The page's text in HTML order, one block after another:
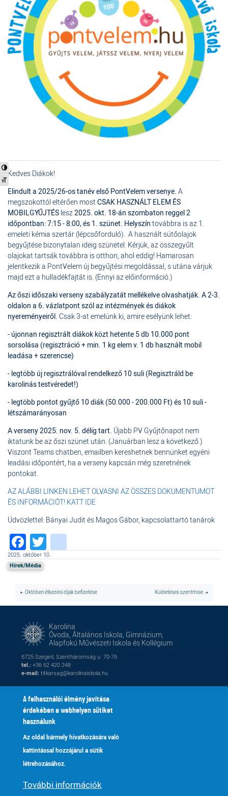
Nagy kontraszt váltása
Betűméret váltása
Kedves Diákok!
Elindult a 2025/26-os tanév első PontVelem versenye. A
megszokottól eltérően most CSAK HASZNÁLT ELEM ÉS
MOBILGYŰJTÉS lesz2025. okt. 18-án szombaton reggel 2
időpontban: 7:15 - 8:00, és 1. szünet. Helyszín továbbra is az 1.
emeleti kémia szertár (lépcsőforduló). A használt sütőolajok
begyűjtése bizonytalan ideig szünetel. Kérjük, az összegyűlt
olajokat tartsák továbbra is otthon, ahol eddig! Hamarosan
jelentkezik a PontVelem új begyűjtési megoldással, s utána várjuk
majd ezt a hulladékfajtát is. (Ennyi az előinformáció.)
Az őszi időszaki verseny szabályzatát mellékelve olvashatják. A 2-3.
oldalon a 6. vázlatpont szól az intézmények és diákok
nyereményeiről. Csak 3-at emelünk ki, amire esélyünk lehet:
- újonnan regisztrált diákok közt hetente 5 db 10.000 pont
sorsolása (regisztráció + min. 1 kg elem v. 1 db használt mobil
leadása + szerencse)
- legtöbb új regisztrálóval rendelkező 10 suli (Regisztráld be
karolinás testvéredet!)
- legtöbb pontot gyűjtő 10 diák (50.000 - 200.000 Ft) és 10 suli -
létszámarányosan
A verseny 2025. nov. 5. délig tart. Újabb PV Gyűjtőnapot nem
iktatunk be az őszi szünet után. (Januárban lesz a következő.)
Viszont Teams chatben, emailben kereshetnek bennünket egyéni
leadási időpontért, ha a verseny kapcsán még szeretnének
pontokat.
AZ ALÁBBI LINKEN LEHET OLVASNI AZ ÖSSZES DOKUMENTUMOT
ÉS INFORMÁCIÓT! KATT IDE
Üdvözlettel: Bányai Judit és Magos Gábor, kapcsolattartó tanárok
Facebook
Twitter
2025. október 10.
Hírek/Média
Októberi étkezési díjak befizetése Küldetéses szentmise
Karolina
Óvoda, Általános Iskola, Gimnázium,
Alapfokú Művészeti Iskola és Kollégium
6725 Szeged, Szentháromság u. 70-76.
tel.: +36 62 420 248
e-mail: titkarsag@karolinaiskola.hu
Lábléc
Naptár
Alapítvány
Adatkezelés
A felhasználói élmény javítása
érdekében a webhelyen sütiket
használunk
Az oldal bármely hivatkozására való
kattintással hozzájárul a sütik
létrehozásához.
További információk